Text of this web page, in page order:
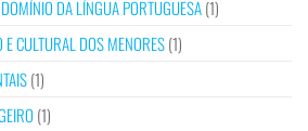
DA LÍNGUA PORTUGUESA(1)
E CULTURAL DOS MENORES(1)
(1)
(1)